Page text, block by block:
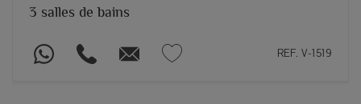
3 salles de bains
REF. V-1519